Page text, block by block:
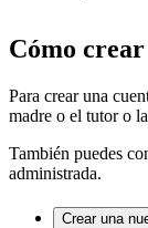
Cómo
Para crear una
madre o el tutor o
También puedes
administrada.
Crear una